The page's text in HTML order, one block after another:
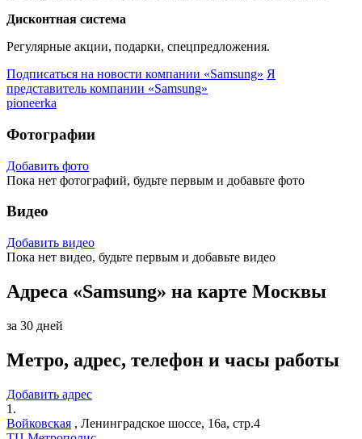
Дисконтная система
Регулярные акции, подарки, спецпредложения.
Подписаться на новости компании «Samsung» Я
представитель компании «Samsung»
pioneerka
Фотографии
Добавить фото
Пока нет фотографий, будьте первым и добавьте фото
Видео
Добавить видео
Пока нет видео, будьте первым и добавьте видео
Адреса «Samsung» на карте Москвы
за 30 дней
Метро, адрес, телефон и часы работы
Добавить адрес
1.
Войковская , Ленинградское шоссе, 16а, стр.4